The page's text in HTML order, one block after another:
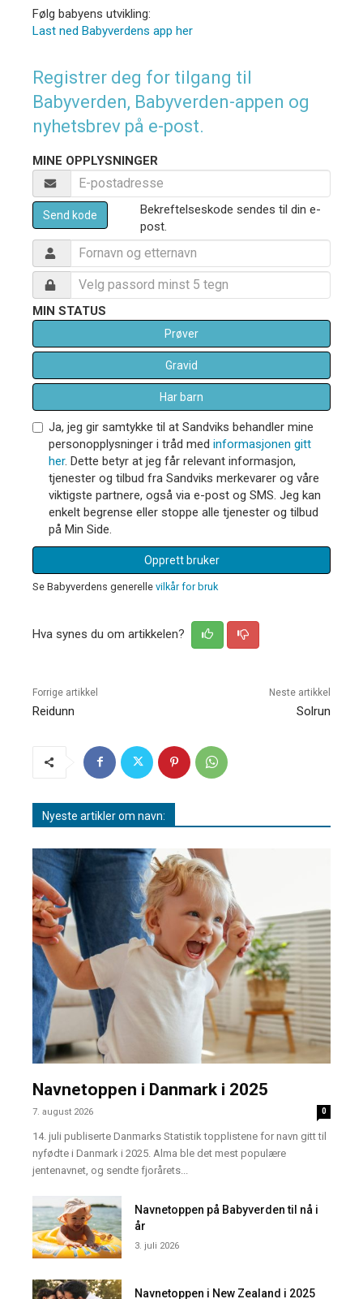
Følg babyens utvikling:
Last ned Babyverdens app her
Registrer deg for tilgang til
Babyverden, Babyverden-appen og
nyhetsbrev på e-post.
MINE OPPLYSNINGER
Send kode
Bekreftelseskode sendes til din e-
post.
MIN STATUS
Prøver
Gravid
Har barn
Ja, jeg gir samtykke til at Sandviks behandler mine
personopplysninger i tråd med informasjonen gitt
her. Dette betyr at jeg får relevant informasjon,
tjenester og tilbud fra Sandviks merkevarer og våre
viktigste partnere, også via e-post og SMS. Jeg kan
enkelt begrense eller stoppe alle tjenester og tilbud
på Min Side.
Opprett bruker
Se Babyverdens generelle vilkår for bruk
Hva synes du om artikkelen?
Forrige artikkel
Reidunn
Neste artikkel
Solrun
Nyeste artikler om navn:
Navnetoppen i Danmark i 2025
7. august 2026 0
14. juli publiserte Danmarks Statistik topplistene for navn gitt til
nyfødte i Danmark i 2025. Alma ble det mest populære
jentenavnet, og sendte fjorårets...
Navnetoppen på Babyverden til nå i
år
3. juli 2026
Navnetoppen i New Zealand i 2025